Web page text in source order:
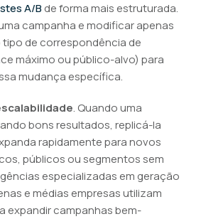
A/B de forma mais estruturada.
campanha e modificar apenas
de correspondência de
máximo ou público-alvo) para
mudança específica.
. Quando uma
bons resultados, replicá-la
rapidamente para novos
públicos ou segmentos sem
especializadas em geração
e médias empresas utilizam
expandir campanhas bem-